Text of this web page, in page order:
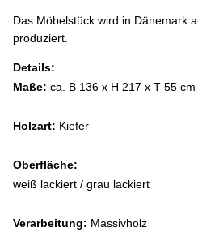
Das Möbelstück wird in Dänemark
produziert.
Details:
Maße: ca. B 136 x H 217 x T 55 cm
Holzart: Kiefer
Oberfläche:
weiß lackiert / grau lackiert
Verarbeitung: Massivholz